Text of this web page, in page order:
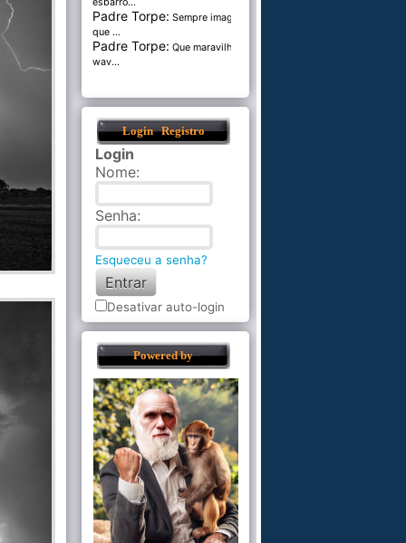
Padre Torpe: Sempre imaginei
que ...
Padre Torpe: Que maravilha de
wav...
Login Registro
Login
Nome:
Senha:
Esqueceu a senha?
Desativar auto-login
Powered by